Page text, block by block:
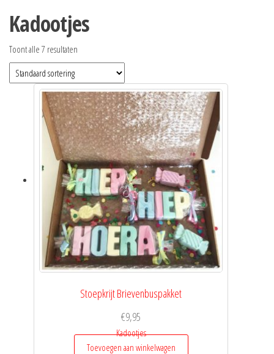
Kadootjes
Toont alle 7 resultaten
Stoepkrijt Brievenbuspakket
€9,95
Kadootjes
Toevoegen aan winkelwagen